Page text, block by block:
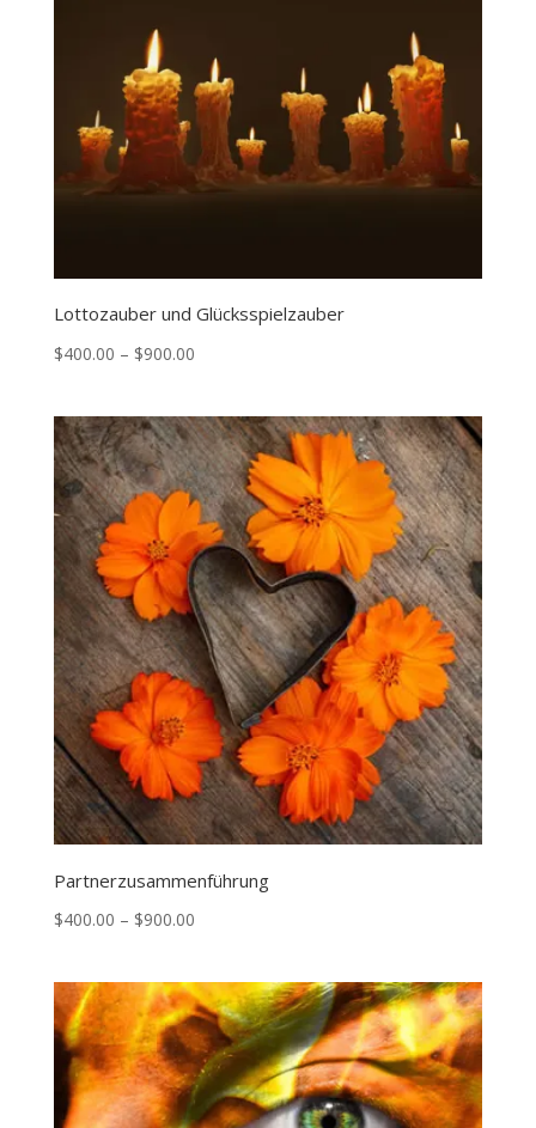
Lottozauber und Glücksspielzauber
$400.00 – $900.00Price
through
$900.00
Partnerzusammenführung
$400.00 – $900.00Price
through
$900.00